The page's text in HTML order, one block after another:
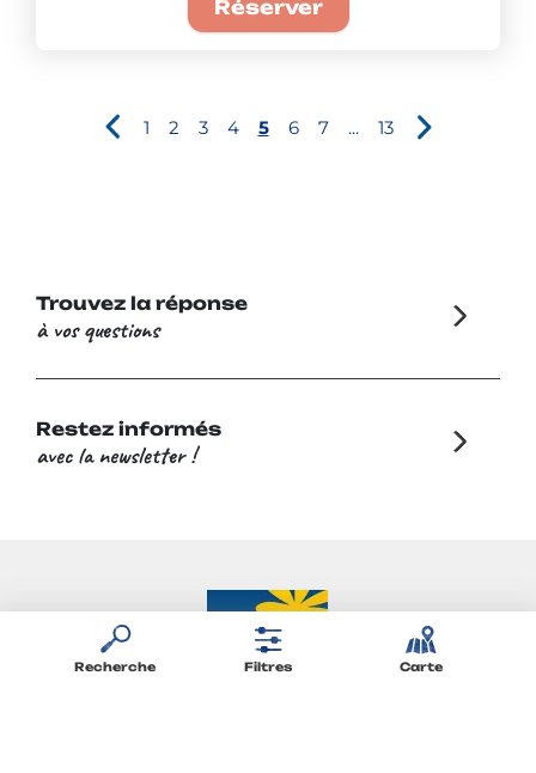
Recherche Filtres Carte
Réserver
1 2 3 4 5 6 7 ... 13
Trouvez la réponse
à vos questions
Restez informés
avec la newsletter !